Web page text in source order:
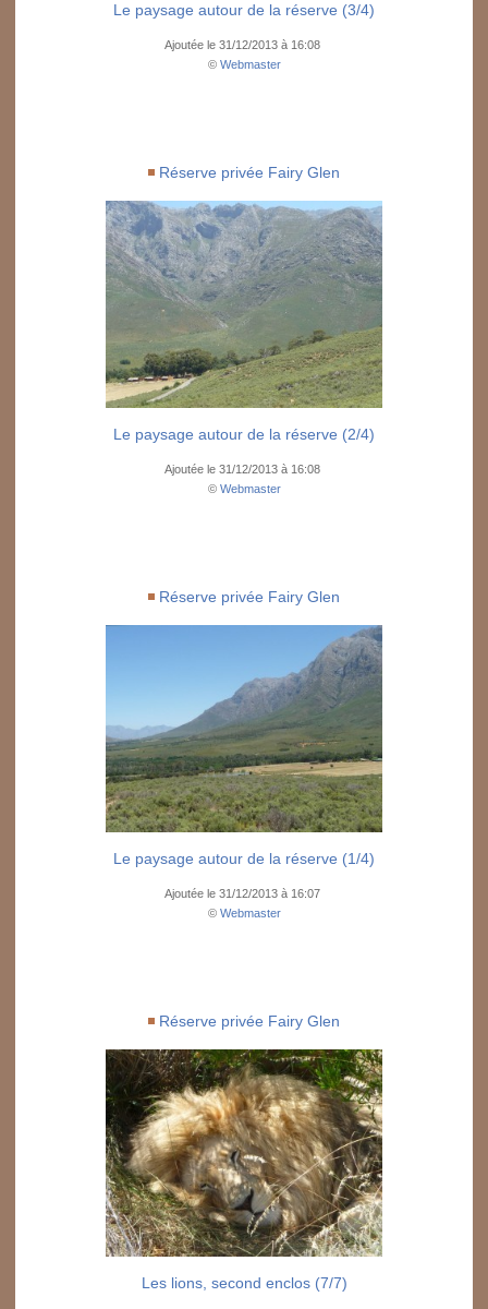
Le paysage autour de la réserve (3/4)
Ajoutée le 31/12/2013 à 16:08
© Webmaster
Réserve privée Fairy Glen
Le paysage autour de la réserve (2/4)
Ajoutée le 31/12/2013 à 16:08
© Webmaster
Réserve privée Fairy Glen
Le paysage autour de la réserve (1/4)
Ajoutée le 31/12/2013 à 16:07
© Webmaster
Réserve privée Fairy Glen
Les lions, second enclos (7/7)